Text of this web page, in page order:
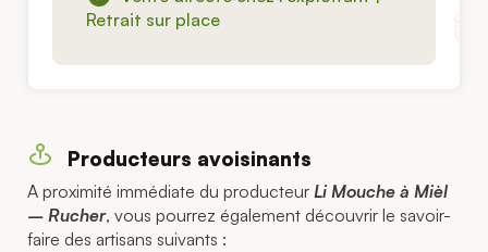
Retrait sur place
Producteurs avoisinants
A proximité immédiate du producteur Li Mouche à Mièl
– Rucher, vous pourrez également découvrir le savoir-
faire des artisans suivants :